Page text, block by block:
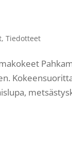
,Tiedotteet